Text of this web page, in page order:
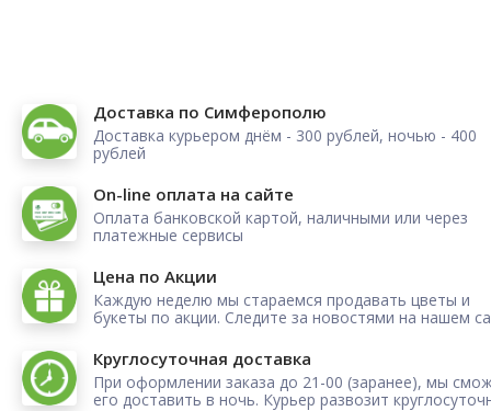
Доставка по Симферополю
Доставка курьером днём - 300 рублей, ночью - 400
рублей
On-line оплата на сайте
Оплата банковской картой, наличными или через
платежные сервисы
Цена по Акции
Каждую неделю мы стараемся продавать цветы и
букеты по акции. Следите за новостями на нашем
Круглосуточная доставка
При оформлении заказа до 21-00 (заранее), мы
его доставить в ночь. Курьер развозит